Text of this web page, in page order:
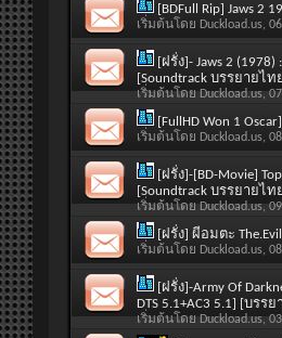
[BDFull Rip] Jaws 2
เริ่มต้นโดย Duckload.us,
[ฝรั่ง]- Jaws 2
[Soundtrack บรรยายไท
เริ่มต้นโดย Duckload.us,
[FullHD Won 1
เริ่มต้นโดย Duckload.us,
[ฝรั่ง]-[BD-Movie]
[Soundtrack บรรยายไท
เริ่มต้นโดย Duckload.us,
[ฝรั่ง] ผีอมตะ
เริ่มต้นโดย Duckload.us,
[ฝรั่ง]-Army Of
DTS 5.1+AC3 5.1] [บร
เริ่มต้นโดย Duckload.us,